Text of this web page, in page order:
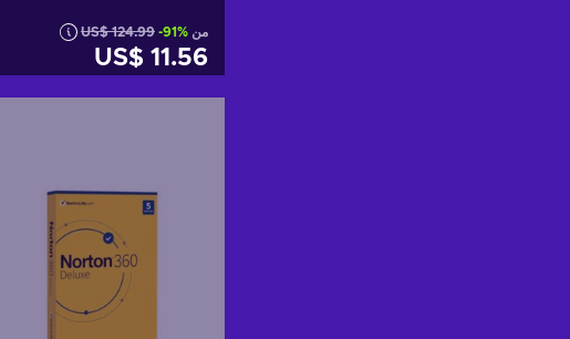
من US$ 124.99 -91%
US$ 11.56